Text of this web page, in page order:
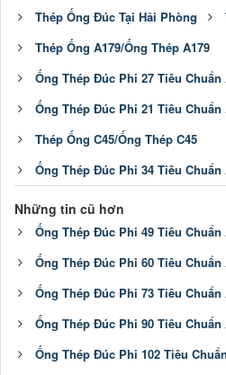
Thép Ống Đúc Tại Hải Phòng
Thép Ống A179/Ống Thép A179
Ống Thép Đúc Phi 27 Tiêu Chuẩn
Ống Thép Đúc Phi 21 Tiêu Chuẩn
Thép Ống C45/Ống Thép C45
Ống Thép Đúc Phi 34 Tiêu Chuẩn
Những tin cũ hơn
Ống Thép Đúc Phi 49 Tiêu Chuẩn
Ống Thép Đúc Phi 60 Tiêu Chuẩn
Ống Thép Đúc Phi 73 Tiêu Chuẩn
Ống Thép Đúc Phi 90 Tiêu Chuẩn
Ống Thép Đúc Phi 102 Tiêu